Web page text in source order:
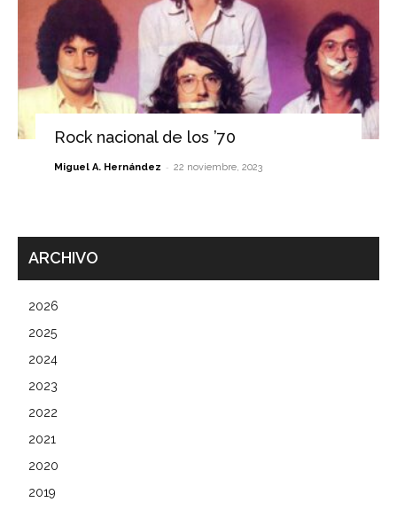
Rock nacional de los ’70
Miguel A. Hernández - 22 noviembre, 2023
ARCHIVO
2026
2025
2024
2023
2022
2021
2020
2019